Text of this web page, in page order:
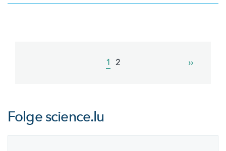
Current
1 Page
2
Next
››
Folgescience.lu